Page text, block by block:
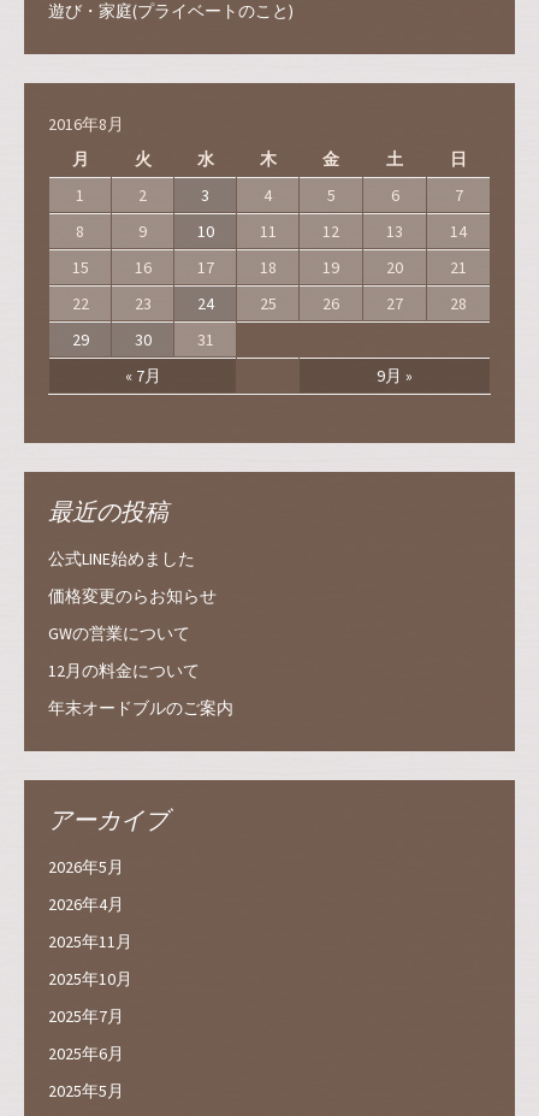
遊び・家庭(プライベートのこと)
2016年8月
月
火 水 木 金 土 日
« 7月 9月 »
1 2 3 4 5 6
7
8
9 10 11 12 13
14
15
16 17 18 19 20
21
22
23 24 25 26 27
28
29
30 31
最近の投稿
公式LINE始めました
価格変更のらお知らせ
GWの営業について
12月の料金について
年末オードブルのご案内
アーカイブ
2026年5月
2026年4月
2025年11月
2025年10月
2025年7月
2025年6月
2025年5月